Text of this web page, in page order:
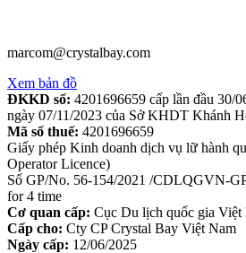
marcom@crystalbay.com
Xem bản đồ
ĐKKD số: 4201696659 cấp lần đầu 30/
ngày 07/11/2023 của Sở KHDT Khánh
Mã số thuế: 4201696659
Giấy phép Kinh doanh dịch vụ lữ hành
Operator Licence)
Số GP/No. 56-154/2021 /CDLQGVN-
for 4 time
Cơ quan cấp: Cục Du lịch quốc gia Việt
Cấp cho: Cty CP Crystal Bay Việt Nam
Ngày cấp: 12/06/2025